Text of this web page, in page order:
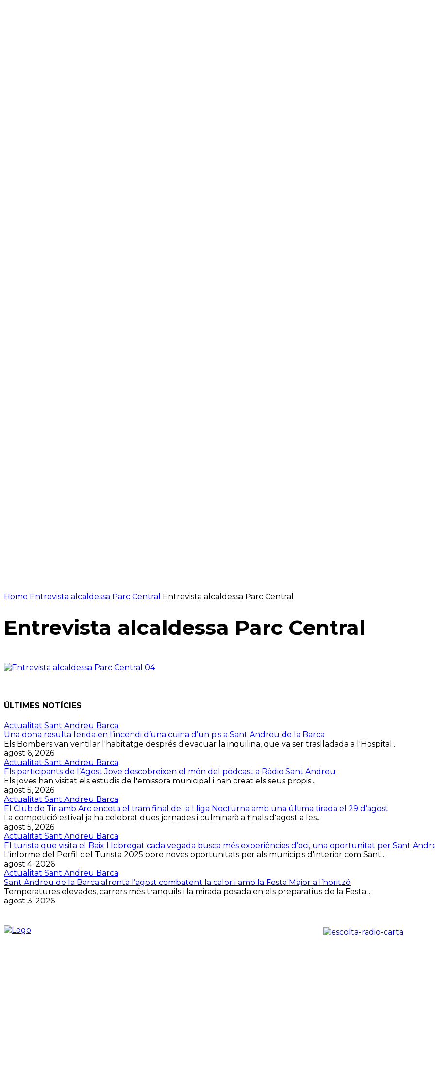
Home Entrevista alcaldessa Parc Central Entrevista alcaldessa Parc Central
Entrevista alcaldessa Parc Central
ÚLTIMES NOTÍCIES
Actualitat Sant Andreu Barca
Una dona resulta ferida en l’incendi d’una cuina d’un pis a Sant Andreu de la Barca
Els Bombers van ventilar l'habitatge després d'evacuar la inquilina, que va ser traslladada a l'Hospital...
agost 6, 2026
Actualitat Sant Andreu Barca
Els participants de l’Agost Jove descobreixen el món del pòdcast a Ràdio Sant Andreu
Els joves han visitat els estudis de l'emissora municipal i han creat els seus propis...
agost 5, 2026
Actualitat Sant Andreu Barca
El Club de Tir amb Arc enceta el tram final de la Lliga Nocturna amb una última tirada el 29 d’agost
La competició estival ja ha celebrat dues jornades i culminarà a finals d'agost a les...
agost 5, 2026
Actualitat Sant Andreu Barca
El turista que visita el Baix Llobregat cada vegada busca més experiències d’oci, una oportunitat per Sant
L'informe del Perfil del Turista 2025 obre noves oportunitats per als municipis d'interior com Sant...
agost 4, 2026
Actualitat Sant Andreu Barca
Sant Andreu de la Barca afronta l’agost combatent la calor i amb la Festa Major a l’horitzó
Temperatures elevades, carrers més tranquils i la mirada posada en els preparatius de la Festa...
agost 3, 2026